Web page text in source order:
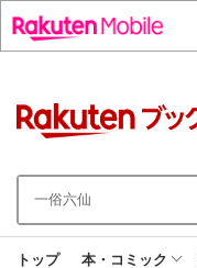
トップ 本・コミック